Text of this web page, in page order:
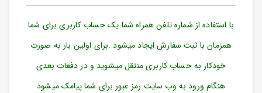
بازیابی
رمز
مندی
ها
با استفاده از شماره تلفن همراه شما یک حساب کاربری برای شما
همزمان با ثبت سفارش ایجاد میشود .برای اولین بار به صورت
خودکار به حساب کاربری منتقل میشوید و در دفعات بعدی
هنگام ورود به وب سایت رمز عبور برای شما پیامک میشود